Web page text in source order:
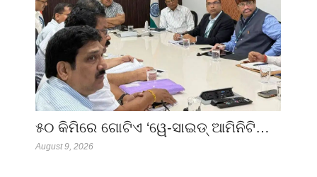
୫୦ କିମିରେ ଗୋଟିଏ ‘ୱେ-ସାଇଡ୍ ଆମିନିଟି…
August 9, 2026